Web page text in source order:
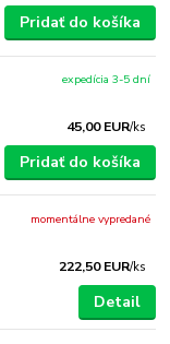
Pridať do košíka
45,00 EUR/ks
expedícia 3-5 dní
Pridať do košíka
222,50 EUR/ks
momentálne vypredané
Detail